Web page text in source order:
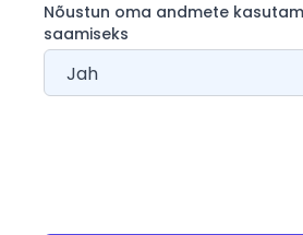
Nõustun oma andmete
saamiseks